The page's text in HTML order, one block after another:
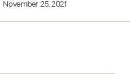
November 25, 2021